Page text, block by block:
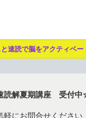
速読で脳をアクティベー
読解夏期講座 受付
軽にお問合せください